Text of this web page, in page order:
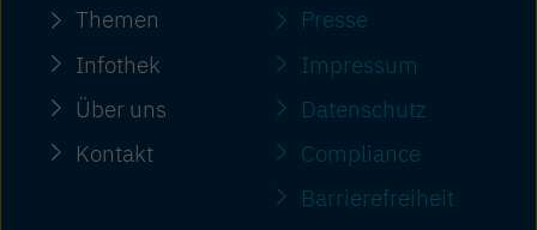
Themen
Infothek
Über uns
Kontakt
Presse
Impressum
Datenschutz
Compliance
Barriere­freiheit